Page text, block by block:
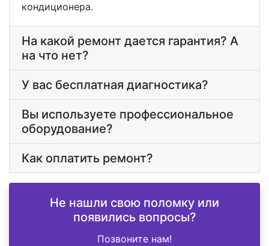
кондиционера.
На какой ремонт дается гарантия? А
на что нет?
У вас бесплатная диагностика?
Вы используете профессиональное
оборудование?
Как оплатить ремонт?
Не нашли свою поломку или
появились вопросы?
Позвоните нам!